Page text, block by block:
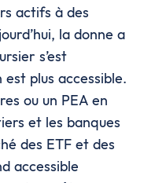
actifs à des
la donne a
s’est
plus accessible.
ou un PEA en
et les banques
des ETF et des
accessible